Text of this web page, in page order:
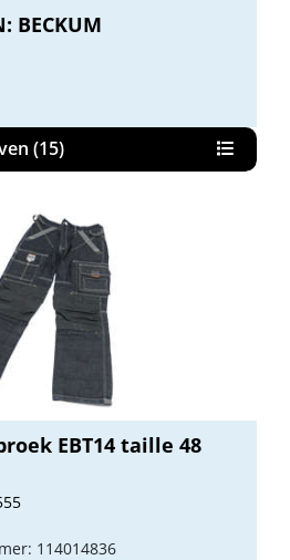
BECKUM
(15)
EBT14 taille 48
114014836